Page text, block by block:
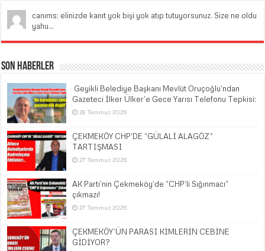
canıms: elinizde kanıt yok bişi yok atıp tutuyorsunuz. Size ne oldu
yahu...
Son Haberler
​ Geyikli Belediye Başkanı Mevlüt Oruçoğlu’ndan
Gazeteci İlker Ülker’e Gece Yarısı Telefonu Tepkisi:
28 Temmuz 2026
ÇEKMEKÖY CHP’DE “GÜLALİ ALAGÖZ”
TARTIŞMASI
27 Temmuz 2026
AK Parti’nin Çekmeköy’de “CHP’li Sığınmacı”
çıkmazı!
27 Temmuz 2026
ÇEKMEKÖY’ÜN PARASI KİMLERİN CEBİNE
GİDİYOR?